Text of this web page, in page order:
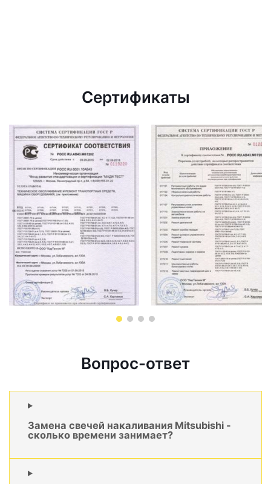
Сертификаты
Вопрос-ответ
Замена свечей накаливания Mitsubishi -
сколько времени занимает?